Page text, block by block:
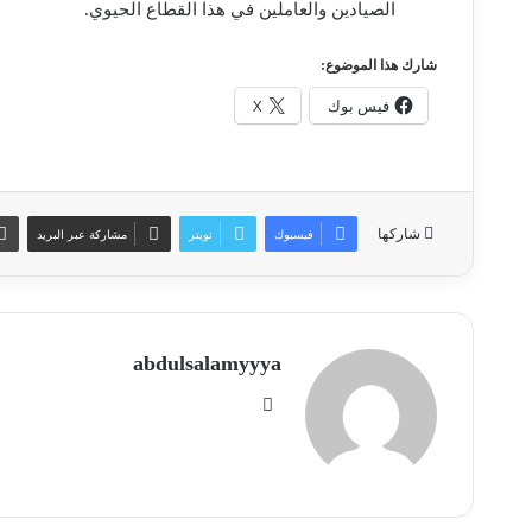
الصيادين والعاملين في هذا القطاع الحيوي.
شارك هذا الموضوع:
فيس بوك X
شاركها فيسبوك تويتر مشاركة عبر البريد
abdulsalamyyya